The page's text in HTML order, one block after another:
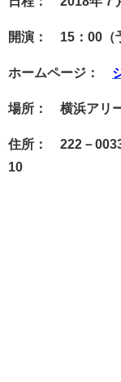
開演： 15：00（
ホームページ：
場所： 横浜アリ
住所： 222－
10